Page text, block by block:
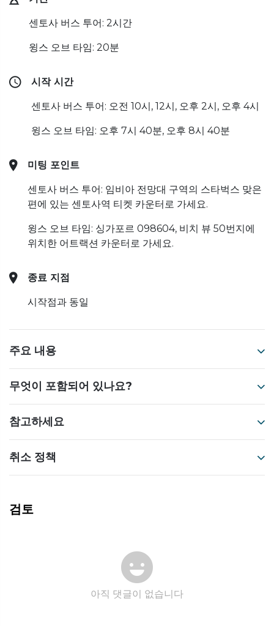
센토사 버스 투어: 2시간
윙스 오브 타임: 20분
시작 시간
센토사 버스 투어: 오전 10시, 12시, 오후 2시, 오후 4시
윙스 오브 타임: 오후 7시 40분, 오후 8시 40분
미팅 포인트
센토사 버스 투어: 임비아 전망대 구역의 스타벅스 맞은
편에 있는 센토사역 티켓 카운터로 가세요.
윙스 오브 타임: 싱가포르 098604, 비치 뷰 50번지에
위치한 어트랙션 카운터로 가세요.
종료 지점
시작점과 동일
주요 내용
무엇이 포함되어 있나요?
참고하세요
취소 정책
검토
아직 댓글이 없습니다